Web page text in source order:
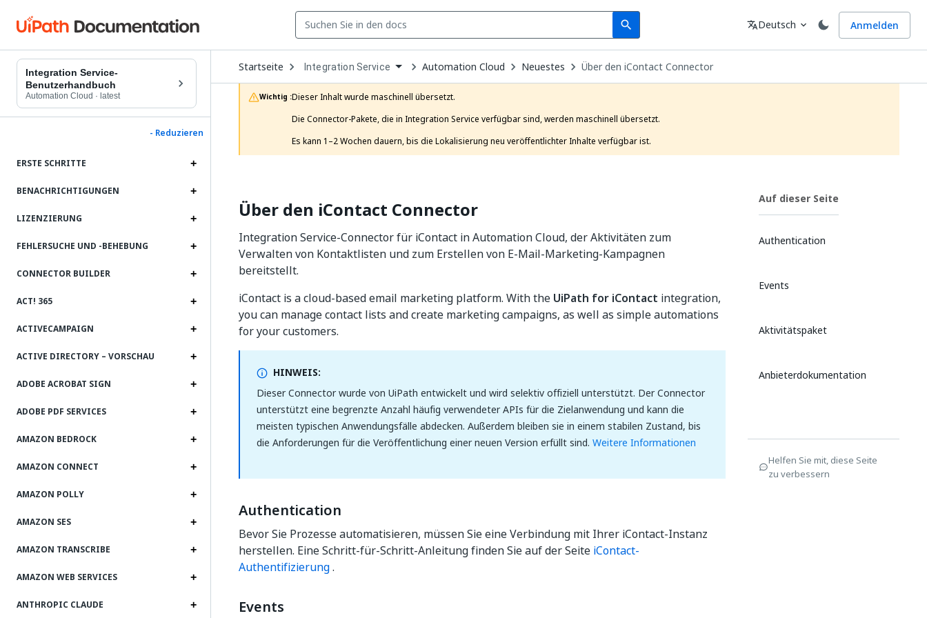
search
Search Sprache
translateDeutsch expand_more Anmelden
Integration Service-
Benutzerhandbuch
Automation Cloud · latest
- Reduzieren
ERSTE SCHRITTE
BENACHRICHTIGUNGEN
LIZENZIERUNG
FEHLERSUCHE UND ‑BEHEBUNG
CONNECTOR BUILDER
ACT! 365
ACTIVECAMPAIGN
ACTIVE DIRECTORY – VORSCHAU
ADOBE ACROBAT SIGN
ADOBE PDF SERVICES
AMAZON BEDROCK
AMAZON CONNECT
AMAZON POLLY
AMAZON SES
AMAZON TRANSCRIBE
AMAZON WEB SERVICES
ANTHROPIC CLAUDE
Startseite Open
Dropdown
to
choose
product
Integration Service Automation Cloud Neuestes Über den iContact Connector
Wichtig :Dieser Inhalt wurde maschinell übersetzt.
Die Connector-Pakete, die in Integration Service verfügbar sind, werden maschinell übersetzt.
Es kann 1–2 Wochen dauern, bis die Lokalisierung neu veröffentlichter Inhalte verfügbar ist.
Über den iContact Connector
Integration Service-Connector für iContact in Automation Cloud, der Aktivitäten zum
Verwalten von Kontaktlisten und zum Erstellen von E-Mail-Marketing-Kampagnen
bereitstellt.
iContact is a cloud-based email marketing platform. With the UiPath for iContact integration,
you can manage contact lists and create marketing campaigns, as well as simple automations
for your customers.
HINWEIS:
Dieser Connector wurde von UiPath entwickelt und wird selektiv offiziell unterstützt. Der Connector
unterstützt eine begrenzte Anzahl häufig verwendeter APIs für die Zielanwendung und kann die
meisten typischen Anwendungsfälle abdecken. Außerdem bleiben sie in einem stabilen Zustand, bis
die Anforderungen für die Veröffentlichung einer neuen Version erfüllt sind. Weitere Informationen
Authentication
Bevor Sie Prozesse automatisieren, müssen Sie eine Verbindung mit Ihrer iContact-Instanz
herstellen. Eine Schritt-für-Schritt-Anleitung finden Sie auf der Seite iContact-
Authentifizierung.
Events
Auf dieser Seite
Authentication
Events
Aktivitätspaket
Anbieterdokumentation
Helfen Sie mit, diese Seite
zu verbessern